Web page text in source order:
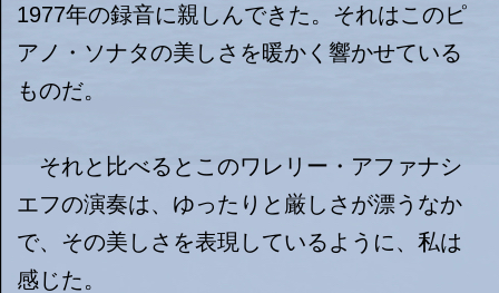
1977年の録音に親しんできた。それはこのピ
アノ・ソナタの美しさを暖かく響かせている
ものだ。
それと比べるとこのワレリー・アファナシ
エフの演奏は、ゆったりと厳しさが漂うなか
で、その美しさを表現しているように、私は
感じた。